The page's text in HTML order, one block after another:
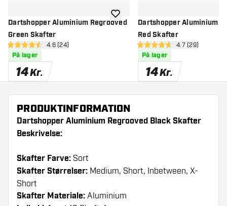
Dartshopper Aluminium Regrooved
Green Skafter
åbn anmeldelsespanel
4.6 bedømmelsesstjerner
4.6 (24)
På lager
14Kr.
tilføje til ønskeliste
Dartshopper Aluminium
Red Skafter
åbn
4.7 bedømmelsesstjerner
4.7 (29)
På lager
14Kr.
PRODUKTINFORMATION
Dartshopper Aluminium Regrooved Black Skafter
Beskrivelse:
Skafter Farve: Sort
Skafter Størrelser: Medium, Short, Inbetween, X-
Short
Skafter Materiale: Aluminium